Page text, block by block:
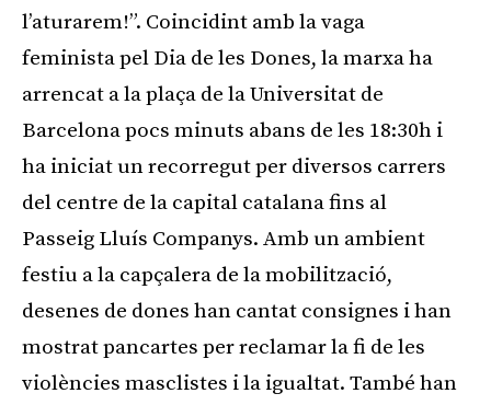
l’aturarem!”. Coincidint amb la vaga
feminista pel Dia de les Dones, la marxa ha
arrencat a la plaça de la Universitat de
Barcelona pocs minuts abans de les 18:30h i
ha iniciat un recorregut per diversos carrers
del centre de la capital catalana fins al
Passeig Lluís Companys. Amb un ambient
festiu a la capçalera de la mobilització,
desenes de dones han cantat consignes i han
mostrat pancartes per reclamar la fi de les
violències masclistes i la igualtat. També han